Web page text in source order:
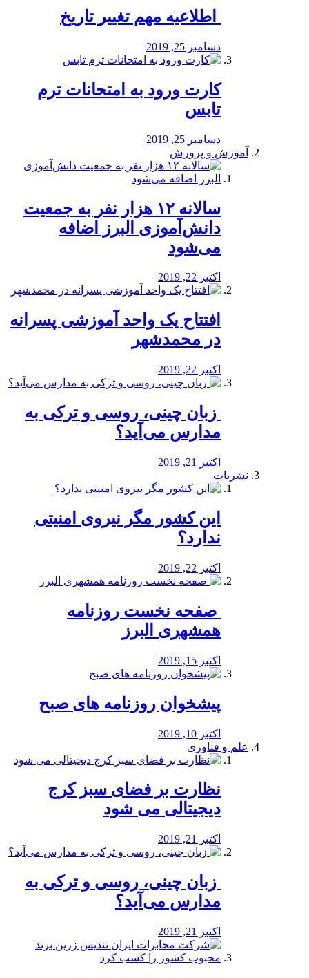
️ اطلاعیه مهم تغییر تاریخ
دسامبر 25, 2019
کارت ورود به امتحانات ترم
تابس
دسامبر 25, 2019
آموزش و پرورش
️سالانه ۱۲ هزار نفر به جمعیت
دانش‌آموزی البرز اضافه
می‌شود
اکتبر 22, 2019
افتتاح یک واحد آموزشی پسرانه
در محمدشهر
اکتبر 22, 2019
️ زبان چینی، روسی و ترکی به
مدارس می‌آید؟
اکتبر 21, 2019
نشریات
این کشور مگر نیروی امنیتی
ندارد؟
اکتبر 22, 2019
️ صفحه نخست روزنامه‌
همشهری البرز
اکتبر 15, 2019
پیشخوان روزنامه های صبح
اکتبر 10, 2019
علم و فناوری
نظارت بر فضای سبز کرج
دیجیتالی می شود
اکتبر 21, 2019
️ زبان چینی، روسی و ترکی به
مدارس می‌آید؟
اکتبر 21, 2019